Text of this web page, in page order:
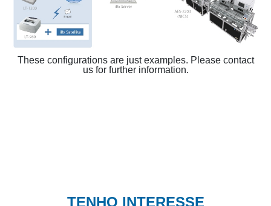
These configurations are just examples. Please contact
us for further information.
TENHO INTERESSE